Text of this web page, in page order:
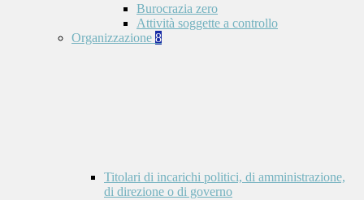
Burocrazia zero
Attività soggette a controllo
Organizzazione 8
Titolari di incarichi politici, di amministrazione,
di direzione o di governo